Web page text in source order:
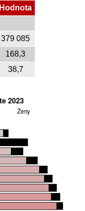
Hodnota
379 085
168,3
38,7